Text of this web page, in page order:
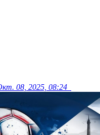
08, 2025, 08:24